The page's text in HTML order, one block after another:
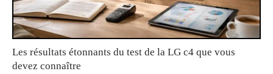
Les résultats étonnants du test de la LG c4 que vous
devez connaître